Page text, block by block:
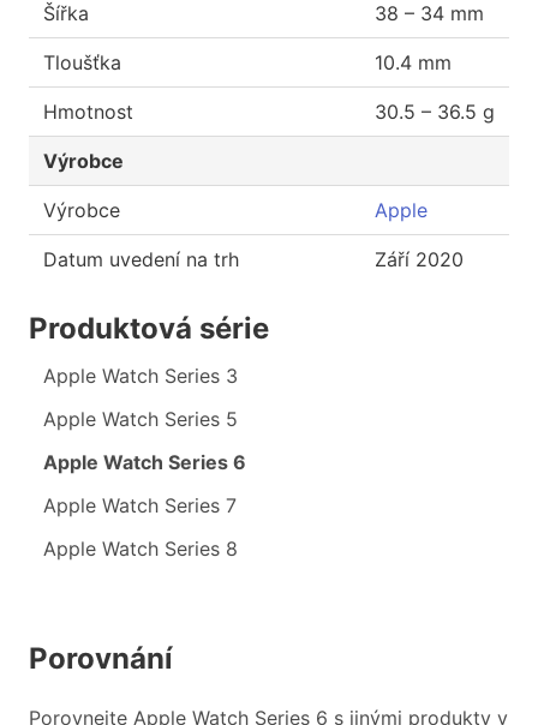
Šířka 38 – 34 mm
Tloušťka 10.4 mm
Hmotnost 30.5 – 36.5 g
Výrobce
Výrobce Apple
Datum uvedení na trh Září 2020
Produktová série
Apple Watch Series 3
Apple Watch Series 5
Apple Watch Series 6
Apple Watch Series 7
Apple Watch Series 8
Porovnání
Porovnejte Apple Watch Series 6 s jinými produkty v